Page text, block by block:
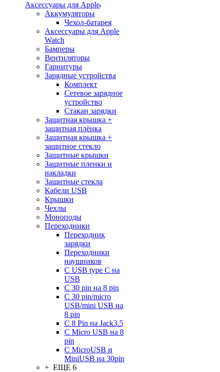
Аксессуары для Apple
Аккумуляторы
Чехол-батарея
Аксессуары для Apple
Watch
Бамперы
Вентиляторы
Гарнитуры
Зарядные устройства
Комплект
Сетевое зарядное
устройство
Стакан зарядки
Защитная крышка +
защитная плёнка
Защитная крышка +
защитное стекло
Защитные крышки
Защитные пленки и
накладки
Защитные стекла
Кабели USB
Крышки
Чехлы
Моноподы
Переходники
Переходник
зарядки
Переходники
наушников
С USB type C на
USB
С 30 pin на 8 pin
С 30 pin/micro
USB/mini USB на
8 pin
С 8 Pin на Jack3.5
С Micro USB на 8
pin
С MicroUSB и
MiniUSB на 30pin
+ ЕЩЕ 6